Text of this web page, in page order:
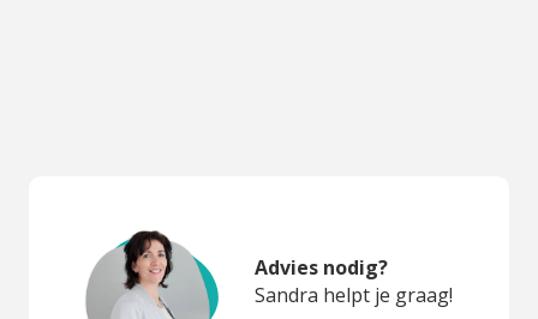
Advies nodig?
Sandra helpt je graag!